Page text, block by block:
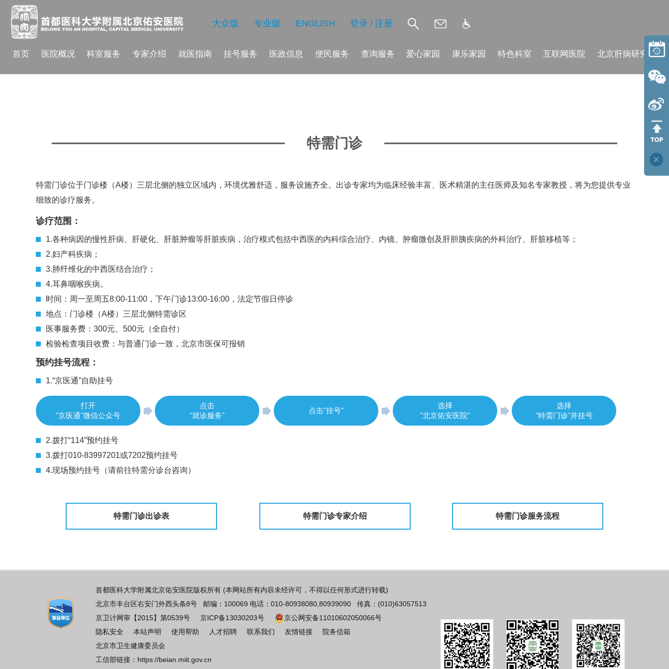
大众版 专业版 ENGLISH 登录 / 注册
首页 医院概况 科室服务 专家介绍 就医指南 挂号服务 医政信息 便民服务 查询服务 爱心家园 康乐家园 特色科室 互联网医院 北京肝病研究所
特需门诊
特需门诊位于门诊楼（A楼）三层北侧的独立区域内，环境优雅舒适，服务设施齐全。出诊专家均为临床经验丰富、医术精湛的主任医师及知名专家教授，将为您提供专业
细致的诊疗服务。
诊疗范围：
1.各种病因的慢性肝病、肝硬化、肝脏肿瘤等肝脏疾病，治疗模式包括中西医的内科综合治疗、内镜、肿瘤微创及肝胆胰疾病的外科治疗、肝脏移植等；
2.妇产科疾病；
3.肺纤维化的中西医结合治疗；
4.耳鼻咽喉疾病。
时间：周一至周五8:00-11:00，下午门诊13:00-16:00，法定节假日停诊
地点：门诊楼（A楼）三层北侧特需诊区
医事服务费：300元、500元（全自付）
检验检查项目收费：与普通门诊一致，北京市医保可报销
预约挂号流程：
1.“京医通”自助挂号
打开
"京医通"微信公众号
点击
"就诊服务"
点击"挂号"
选择
"北京佑安医院"
选择
"特需门诊"并挂号
2.拨打“114”预约挂号
3.拨打010-83997201或7202预约挂号
4.现场预约挂号（请前往特需分诊台咨询）
特需门诊出诊表 特需门诊专家介绍 特需门诊服务流程
首都医科大学附属北京佑安医院版权所有 (本网站所有内容未经许可，不得以任何形式进行转载)
北京市丰台区右安门外西头条8号 邮编：100069 电话：010-80938080,80939090 传真：(010)63057513
京卫计网审【2015】第0539号 京ICP备13030203号
京公网安备11010602050066号
隐私安全
本站声明 使用帮助 人才招聘 联系我们 友情链接
院务信箱
北京市卫生健康委员会
工信部链接： https://beian.miit.gov.cn